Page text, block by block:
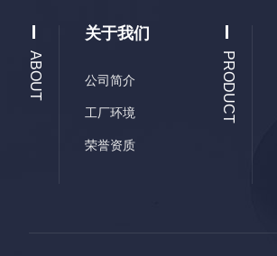
关于我们
ABOUT 公司简介
工厂环境
荣誉资质
PRODUCT